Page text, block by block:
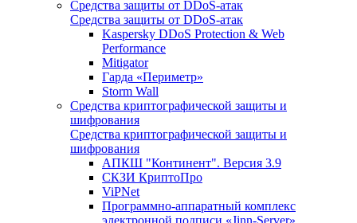
Средства защиты от DDoS-атак
Средства защиты от DDoS-атак
Kaspersky DDoS Protection & Web
Performance
Mitigator
Гарда «Периметр»
Storm Wall
Средства криптографической защиты и
шифрования
Средства криптографической защиты и
шифрования
АПКШ "Континент". Версия 3.9
СКЗИ КриптоПро
ViPNet
Программно-аппаратный комплекс
электронной подписи «Jinn-Server»